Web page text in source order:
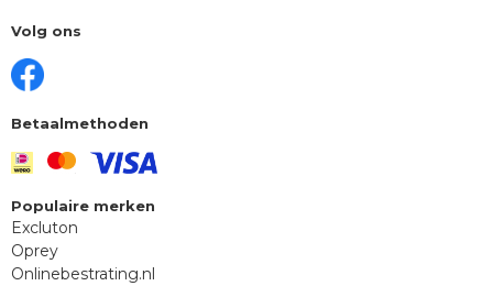
Volg ons
Betaalmethoden
Populaire merken
Excluton
Oprey
Onlinebestrating.nl